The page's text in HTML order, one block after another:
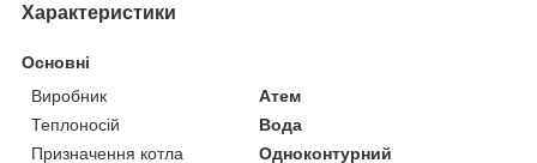
Характеристики
Основні
Виробник
Атем
Теплоносій
Вода
Призначення котла
Одноконтурний